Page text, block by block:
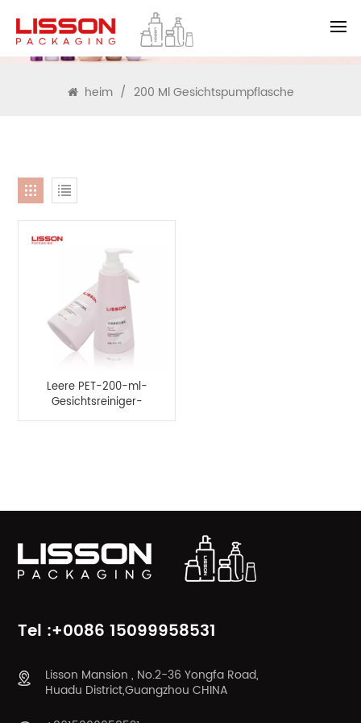
SUCHEN
heim / 200 Ml Gesichtspumpflasche
Leere PET-200-ml-
Gesichtsreiniger-
Pumpflasche für
Tel :+0086 15099958531
Lisson Mansion , No.2-36 Yongfa Road,
Huadu District,Guangzhou CHINA